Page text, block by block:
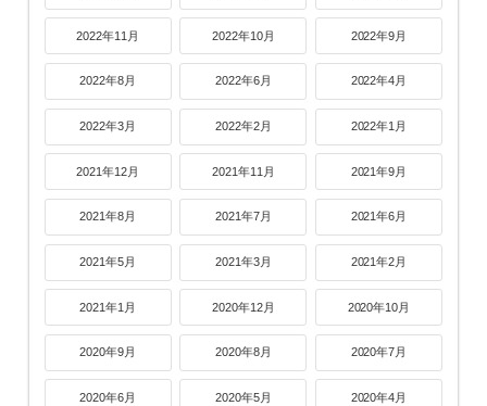
2022年11月 2022年10月 2022年9月
2022年8月 2022年6月 2022年4月
2022年3月 2022年2月 2022年1月
2021年12月 2021年11月 2021年9月
2021年8月 2021年7月 2021年6月
2021年5月 2021年3月 2021年2月
2021年1月 2020年12月 2020年10月
2020年9月 2020年8月 2020年7月
2020年6月 2020年5月 2020年4月